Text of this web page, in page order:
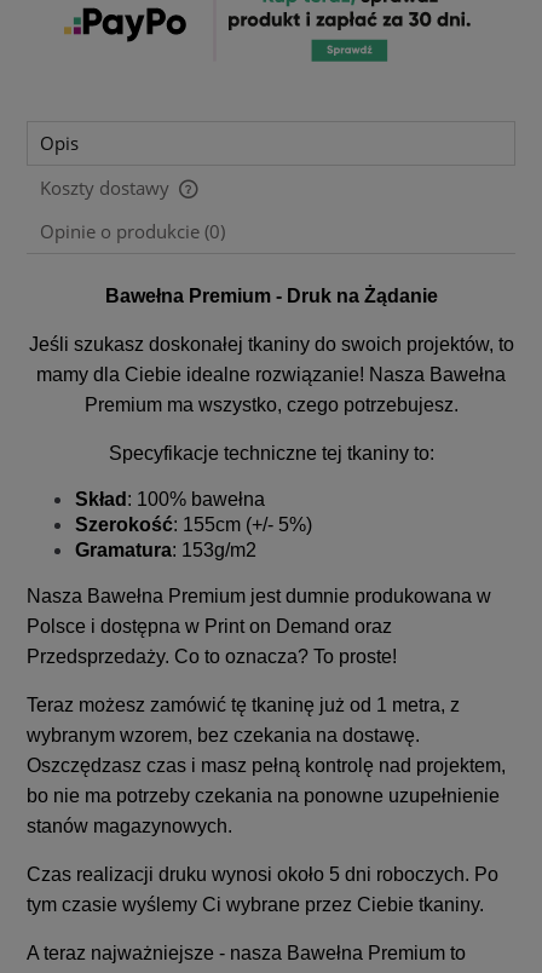
Opis
Koszty dostawy
Cena nie zawiera ewentualnych kosztów płatności
Opinie o produkcie (0)
Bawełna Premium - Druk na Żądanie
Jeśli szukasz doskonałej tkaniny do swoich projektów, to
mamy dla Ciebie idealne rozwiązanie! Nasza Bawełna
Premium ma wszystko, czego potrzebujesz.
Specyfikacje techniczne tej tkaniny to:
Skład : 100% bawełna
Szerokość: 155cm (+/- 5%)
Gramatura: 153g/m2
Nasza Bawełna Premium jest dumnie produkowana w
Polsce i dostępna w Print on Demand oraz
Przedsprzedaży. Co to oznacza? To proste!
Teraz możesz zamówić tę tkaninę już od 1 metra, z
wybranym wzorem, bez czekania na dostawę.
Oszczędzasz czas i masz pełną kontrolę nad projektem,
bo nie ma potrzeby czekania na ponowne uzupełnienie
stanów magazynowych.
Czas realizacji druku wynosi około 5 dni roboczych. Po
tym czasie wyślemy Ci wybrane przez Ciebie tkaniny.
A teraz najważniejsze - nasza Bawełna Premium to